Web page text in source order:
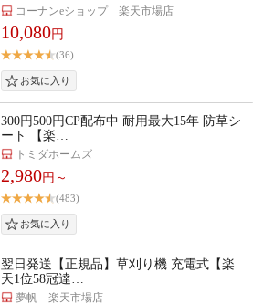
コーナンeショップ 楽天市場店
10,080円
(36)
300円500円CP配布中 耐用最大15年 防草シ
ート 【楽…
トミダホームズ
2,980円～
(483)
翌日発送【正規品】草刈り機 充電式【楽
天1位58冠達…
夢帆 楽天市場店